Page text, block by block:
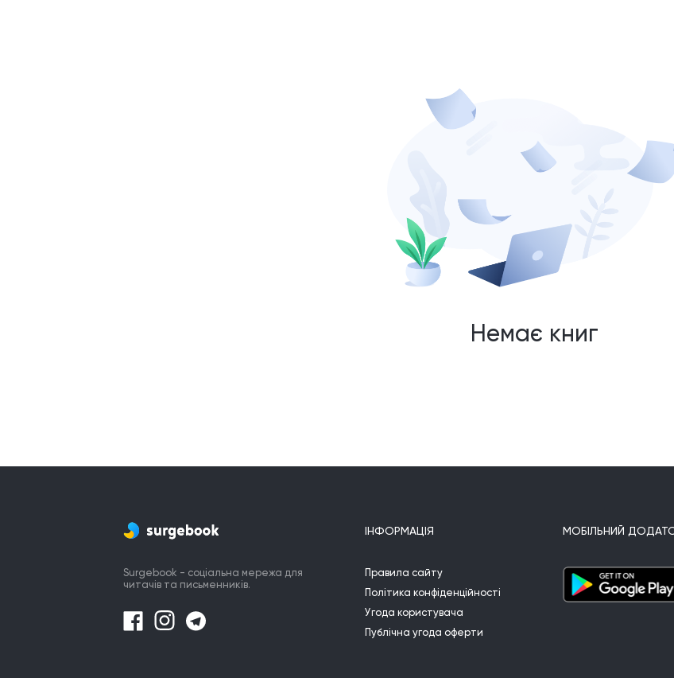
Немає книг
Surgebook - соціальна мережа для
читачів та письменників.
ІНФОРМАЦІЯ
Правила сайту
Політика конфіденційності
Угода користувача
Публічна угода оферти
МОБІЛЬНИЙ